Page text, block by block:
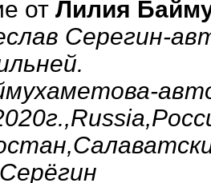
от Лилия
Серегин-